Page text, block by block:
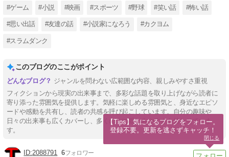
#ゲーム #小説 #映画 #スポーツ #野球 #笑い話 #怖い話
#思い出話 #友達の話 #小説家になろう #カクヨム
#スラムダンク
このブログのここがポイント
ジャンルを問わない広範囲な内容、親しみやすさ重視
フィクションから現実の出来事まで、多彩な話題を取り上げながら読者に
寄り添った雰囲気を提供します。気軽に楽しめる雰囲気と、身近なエピソ
ードや感動を共有し、読者の共感を呼び起こしています。自分の趣味や
日々の出来事も広くカバーし、多くの人に親しみやすさを持たせていま
す。
2088791 6
【Tips】気になるブログをフォロー。
登録不要。更新を逃さずキャッチ！
閉じる